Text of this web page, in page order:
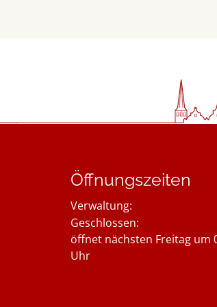
Öffnungszeiten
Verwaltung:
Klicken, um weitere
Geschlossen:
öffnet nächsten Freitag um
Uhr